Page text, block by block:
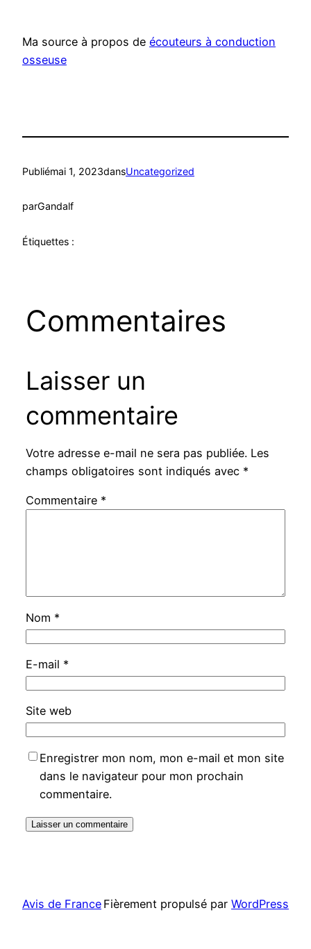
Ma source à propos de écouteurs à conduction
osseuse
Publiémai 1, 2023dansUncategorized
parGandalf
Étiquettes :
Commentaires
Laisser un
commentaire
Votre adresse e-mail ne sera pas publiée. Les
champs obligatoires sont indiqués avec *
Commentaire *
Nom *
E-mail *
Site web
Enregistrer mon nom, mon e-mail et mon site
dans le navigateur pour mon prochain
commentaire.
Avis de France Fièrement propulsé par WordPress